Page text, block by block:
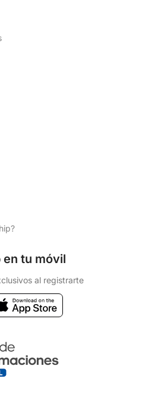
en tu móvil
al registrarte